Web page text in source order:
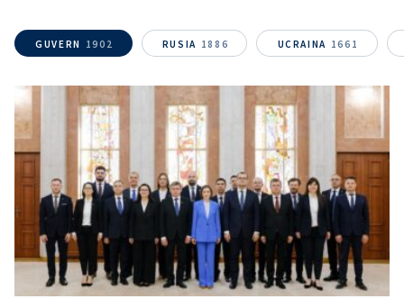
GUVERN 1902 RUSIA 1886 UCRAINA 1661
Titlu știre+ Adaugă titlu
Fotografie
+ Încarcă imagine
Link media+ Link media
Mesajul știrei
CONTACT SURSĂ